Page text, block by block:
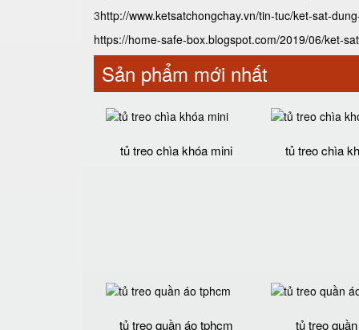
3http://www.ketsatchongchay.vn/tin-tuc/ket-sat-
https://home-safe-box.blogspot.com/2019/06/ket-
Sản phẩm mới nhất
tủ treo chìa khóa mini
tủ treo chìa
tủ treo quần áo tphcm
tủ treo